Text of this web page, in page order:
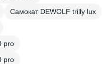
Самокат DEWOLF trilly lux
pro
pro